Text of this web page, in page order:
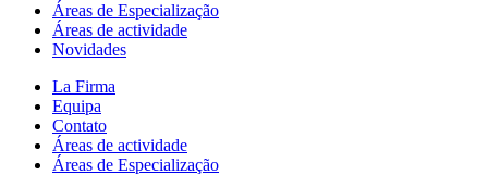
Áreas de Especialização
Áreas de actividade
Novidades
La Firma
Equipa
Contato
Áreas de actividade
Áreas de Especialização